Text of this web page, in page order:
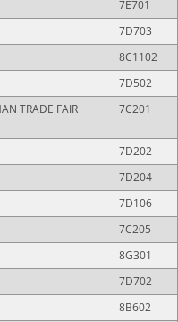
7E701
7D703
8C1102
7D502
TRADE FAIR
7C201
7D202
7D204
7D106
7C205
8G301
7D702
8B602